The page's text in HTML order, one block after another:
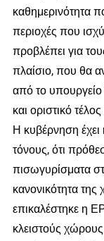
καθημερινότητα
περιοχές που
προβλέπει για
πλαίσιο, που θα
από το υπουργείο
και οριστικό
Η κυβέρνηση έχει
τόνους, ότι
πισωγυρίσματα
κανονικότητα
επικαλέστηκε η
κλειστούς